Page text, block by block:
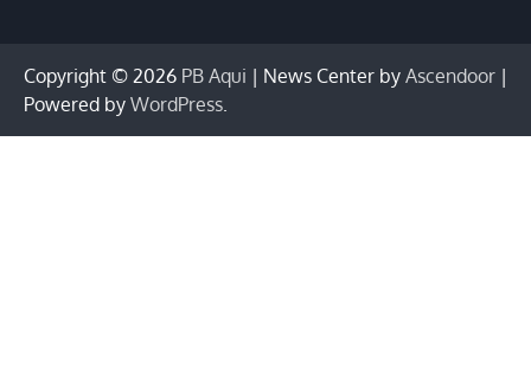
Copyright © 2026 PB Aqui | News Center by Ascendoor |
Powered by WordPress